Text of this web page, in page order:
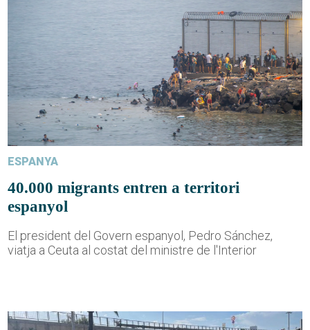
ESPANYA
40.000 migrants entren a territori
espanyol
El president del Govern espanyol, Pedro Sánchez,
viatja a Ceuta al costat del ministre de l'Interior